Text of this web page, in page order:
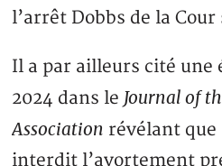
l’arrêt Dobbs de la
Il a par ailleurs cité une
2024 dans le Journal of
Association révélant
interdit l’avortement